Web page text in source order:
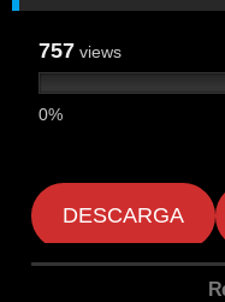
757 views
0%
DESCARGA